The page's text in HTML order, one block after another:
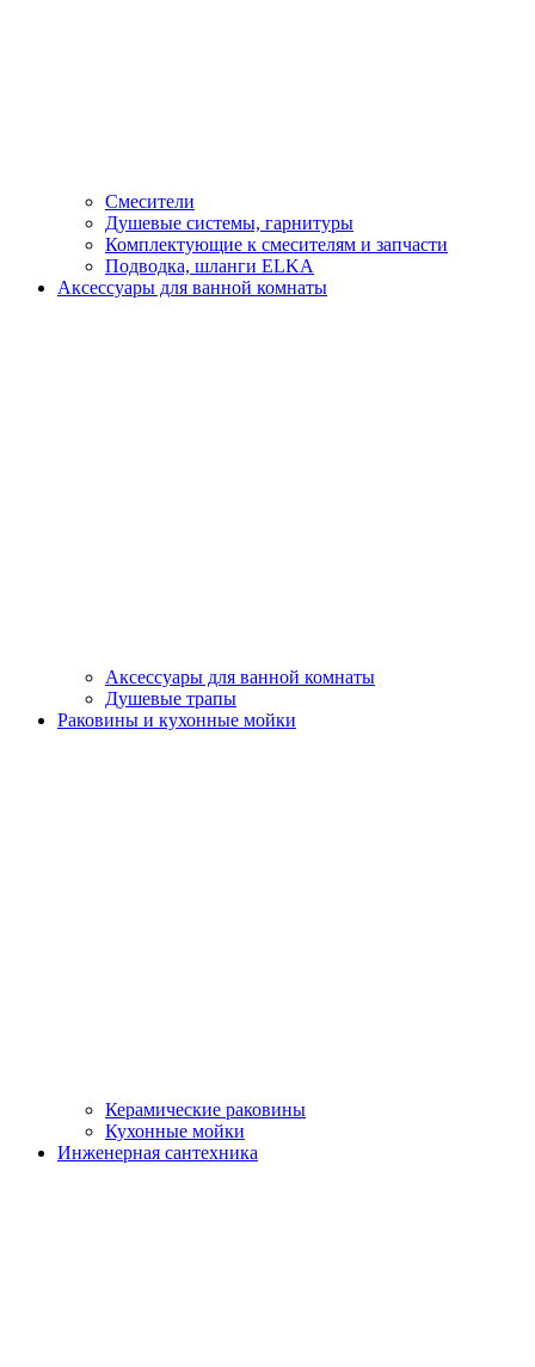
Смесители
Душевые системы, гарнитуры
Комплектующие к смесителям и запчасти
Подводка, шланги ELKA
Аксессуары для ванной комнаты
Аксессуары для ванной комнаты
Душевые трапы
Раковины и кухонные мойки
Керамические раковины
Кухонные мойки
Инженерная сантехника